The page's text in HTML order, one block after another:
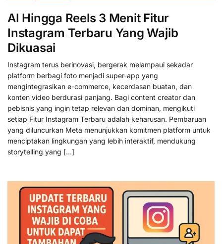
AI Hingga Reels 3 Menit Fitur
Instagram Terbaru Yang Wajib
Dikuasai
Instagram terus berinovasi, bergerak melampaui sekadar
platform berbagi foto menjadi super-app yang
mengintegrasikan e-commerce, kecerdasan buatan, dan
konten video berdurasi panjang. Bagi content creator dan
pebisnis yang ingin tetap relevan dan dominan, mengikuti
setiap Fitur Instagram Terbaru adalah keharusan. Pembaruan
yang diluncurkan Meta menunjukkan komitmen platform untuk
menciptakan lingkungan yang lebih interaktif, mendukung
storytelling yang […]